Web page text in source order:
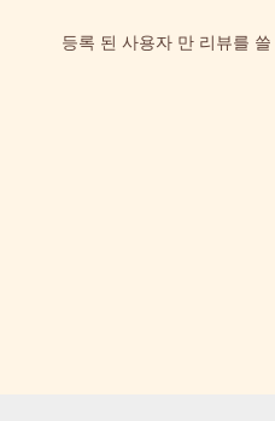
등록 된 사용자 만 리뷰를 쓸